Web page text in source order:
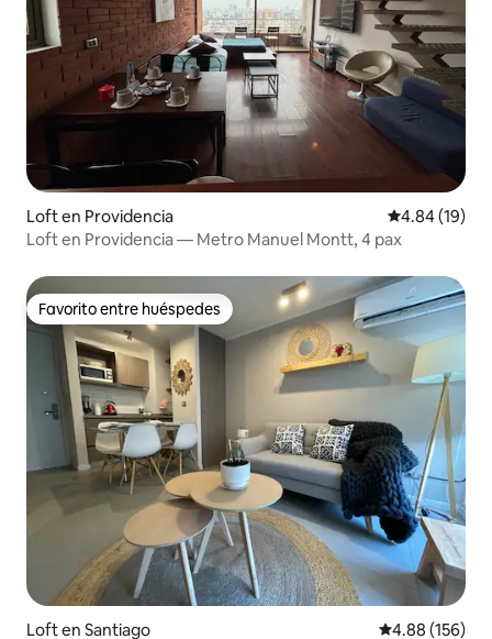
Loft en Providencia Calificación
4.84 (19)
Loft en Providencia — Metro Manuel Montt, 4 pax
Favorito entre huéspedes
Favorito entre huéspedes
Loft en Santiago Calificación
4.88 (156)